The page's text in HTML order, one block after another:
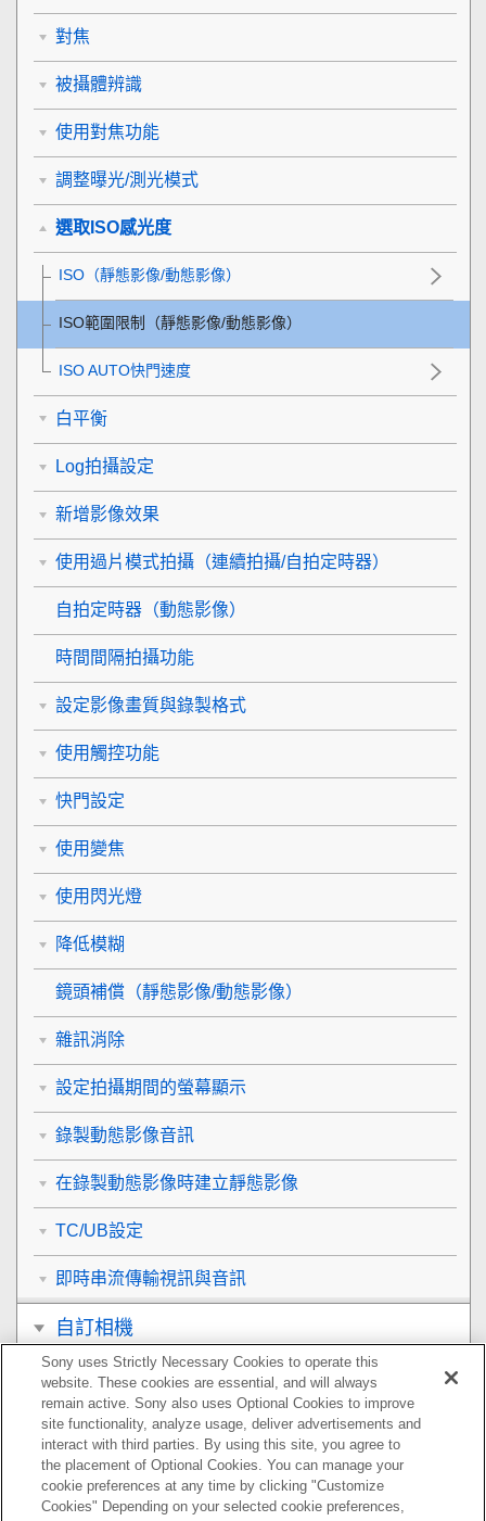
對焦
被攝體辨識
使用對焦功能
調整曝光/測光模式
選取ISO感光度
ISO （靜態影像/動態影像）
ISO範圍限制 （靜態影像/動態影像）
ISO AUTO快門速度
白平衡
Log拍攝設定
新增影像效果
使用過片模式拍攝（連續拍攝/自拍定時器）
自拍定時器 （動態影像）
時間間隔拍攝功能
設定影像畫質與錄製格式
使用觸控功能
快門設定
使用變焦
使用閃光燈
降低模糊
鏡頭補償 （靜態影像/動態影像）
雜訊消除
設定拍攝期間的螢幕顯示
錄製動態影像音訊
在錄製動態影像時建立靜態影像
TC/UB設定
即時串流傳輸視訊與音訊
自訂相機
觀看
變更相機設定
智慧型手機可用的功能
Sony uses Strictly Necessary Cookies to operate this
website. These cookies are essential, and will always
remain active. Sony also uses Optional Cookies to improve
site functionality, analyze usage, deliver advertisements and
interact with third parties. By using this site, you agree to
the placement of Optional Cookies. You can manage your
cookie preferences at any time by clicking "Customize
Cookies" Depending on your selected cookie preferences,